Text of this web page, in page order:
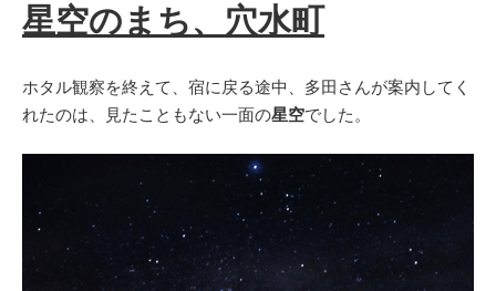
星空のまち、穴水町
ホタル観察を終えて、宿に戻る途中、多田さんが案内してく
れたのは、見たこともない一面の星空でした。